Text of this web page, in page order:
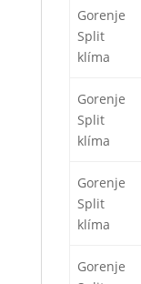
Gorenje
Split
klíma
Gorenje
Split
klíma
Gorenje
Split
klíma
Gorenje